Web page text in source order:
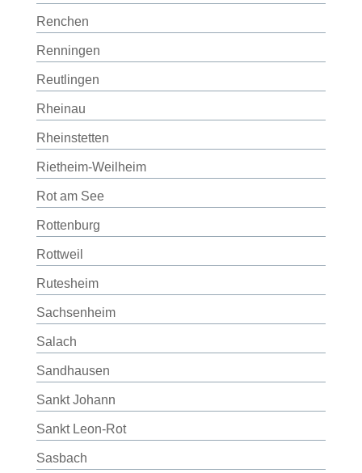
Renchen
Renningen
Reutlingen
Rheinau
Rheinstetten
Rietheim-Weilheim
Rot am See
Rottenburg
Rottweil
Rutesheim
Sachsenheim
Salach
Sandhausen
Sankt Johann
Sankt Leon-Rot
Sasbach